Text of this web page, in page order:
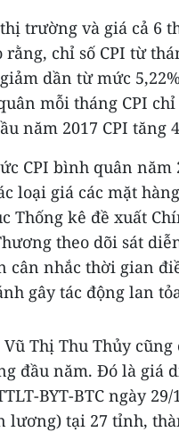
trường và giá cả 6
rằng, chỉ số CPI từ
dần từ mức
mỗi tháng CPI
năm 2017 CPI tăng
CPI bình quân năm
loại giá các mặt
Thống kê đề xuất
theo dõi sát
cân nhắc thời gian
gây tác động lan
Vũ Thị Thu Thủy
đầu năm. Đó là giá
BYT-BTC ngày
lương) tại 27 tỉnh,